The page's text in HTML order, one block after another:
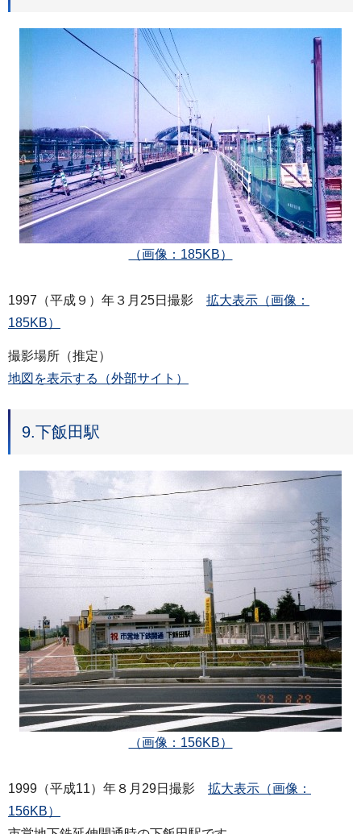
（画像：185KB）
1997（平成９）年３月25日撮影 拡大表示（画像：
185KB）
撮影場所（推定）
地図を表示する（外部サイト）
9.下飯田駅
（画像：156KB）
1999（平成11）年８月29日撮影 拡大表示（画像：
156KB）